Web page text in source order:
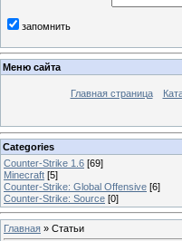
запомнить
Меню сайта
Главная страница
Categories
Counter-Strike 1.6 [69]
Minecraft [5]
Counter-Strike: Global Offensive [6]
Counter-Strike: Sourcе [0]
Главная » Статьи